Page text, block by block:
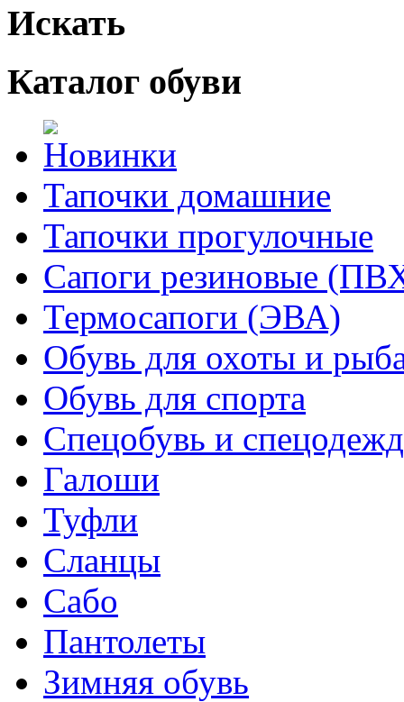
Искать
Каталог обуви
Тапочки домашние
Тапочки прогулочные
Сапоги резиновые
Термосапоги (ЭВА)
Обувь для охоты и
Обувь для спорта
Спецобувь и
Галоши
Туфли
Сланцы
Сабо
Пантолеты
Зимняя обувь